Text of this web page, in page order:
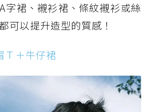
字裙、襯衫裙、條紋襯衫或絲
可以提升造型的質感！
Ｔ＋牛仔裙